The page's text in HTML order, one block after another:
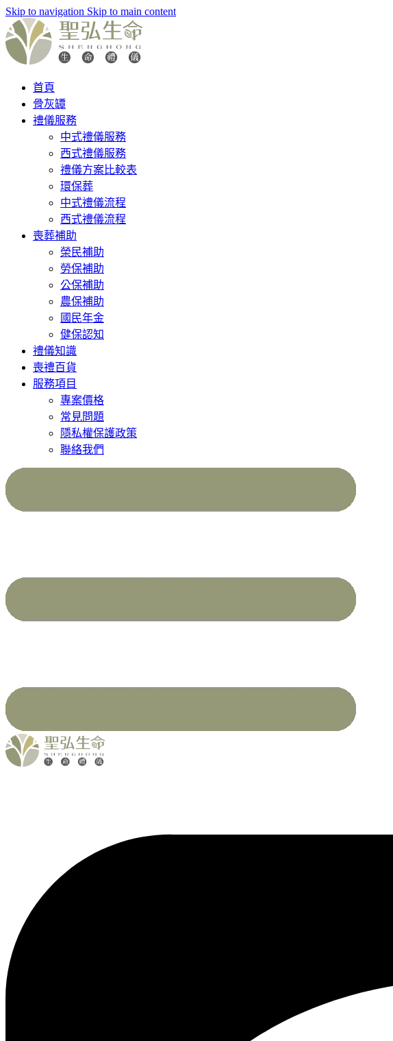
Skip to navigation Skip to main content
首頁
骨灰罈
禮儀服務
中式禮儀服務
西式禮儀服務
禮儀方案比較表
環保葬
中式禮儀流程
西式禮儀流程
喪葬補助
榮民補助
勞保補助
公保補助
農保補助
國民年金
健保認知
禮儀知識
喪禮百貨
服務項目
專案價格
常見問題
隱私權保護政策
聯絡我們